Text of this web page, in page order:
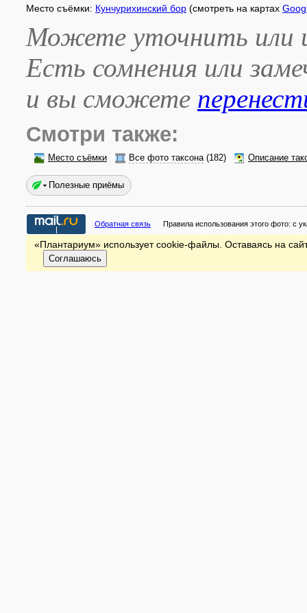
Место съёмки: Кунчурихинский бор (смотреть на картах
Можете уточнить или
Есть сомнения или
и вы сможете
Смотри также:
Место съёмки Все фото таксона(182) Описание
Полезные приёмы
Обратная связь Правила использования этого фото: с
«Плантариум» использует cookie-файлы. Оставаясь на
Соглашаюсь